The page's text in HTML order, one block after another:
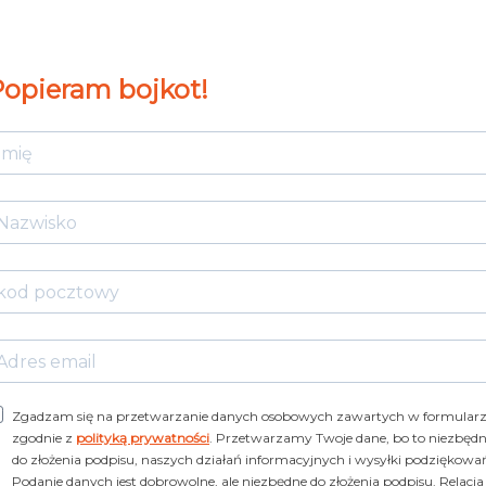
bojkot!
Zgadzam się na przetwarzanie danych osobowych zawartych w
zgodnie z polityką prywatności. Przetwarzamy Twoje dane, bo to
do złożenia podpisu, naszych działań informacyjnych i wysyłki
Podanie danych jest dobrowolne, ale niezbędne do złożenia podpisu. Relacja